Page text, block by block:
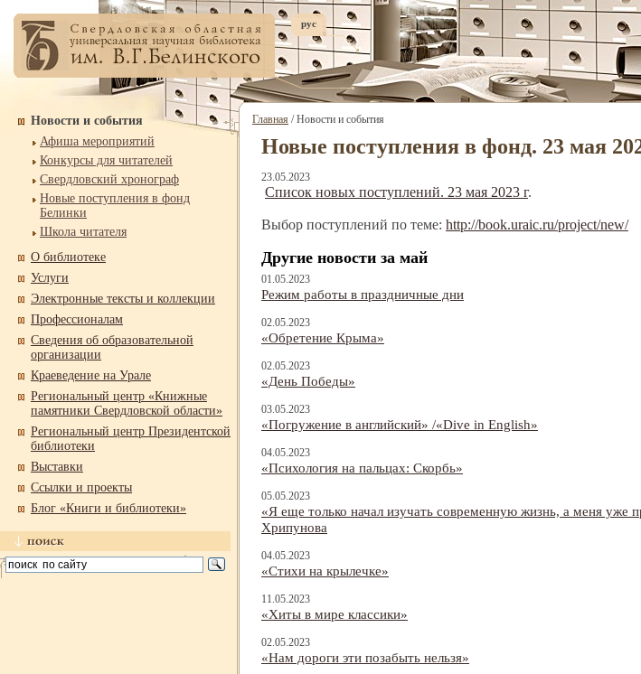
рус
Новости и события
Афиша мероприятий
Конкурсы для читателей
Свердловский хронограф
Новые поступления в фонд
Белинки
Школа читателя
О библиотеке
Услуги
Электронные тексты и коллекции
Профессионалам
Сведения об образовательной
организации
Краеведение на Урале
Региональный центр «Книжные
памятники Свердловской области»
Региональный центр Президентской
библиотеки
Выставки
Ссылки и проекты
Блог «Книги и библиотеки»
Главная / Новости и события
Новые поступления в фонд. 23 мая
23.05.2023
Список новых поступлений. 23 мая 2023 г.
Выбор поступлений по теме: http://book.uraic.ru/project/new/
Другие новости за май
01.05.2023
Режим работы в праздничные дни
02.05.2023
«Обретение Крыма»
02.05.2023
«День Победы»
03.05.2023
«Погружение в английский» /«Dive in English»
04.05.2023
«Психология на пальцах: Скорбь»
05.05.2023
«Я еще только начал изучать современную жизнь, а меня уже
Хрипунова
04.05.2023
«Стихи на крылечке»
11.05.2023
«Хиты в мире классики»
02.05.2023
«Нам дороги эти позабыть нельзя»